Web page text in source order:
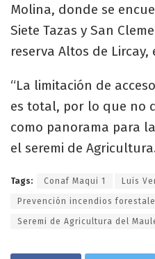
Molina, donde se
Siete Tazas y San
reserva Altos de
“La limitación de
es total, por lo que no
como panorama para
el seremi de
Tags: Conaf Maqui 1 Luis
Prevención incendios
Seremi de Agricultura del